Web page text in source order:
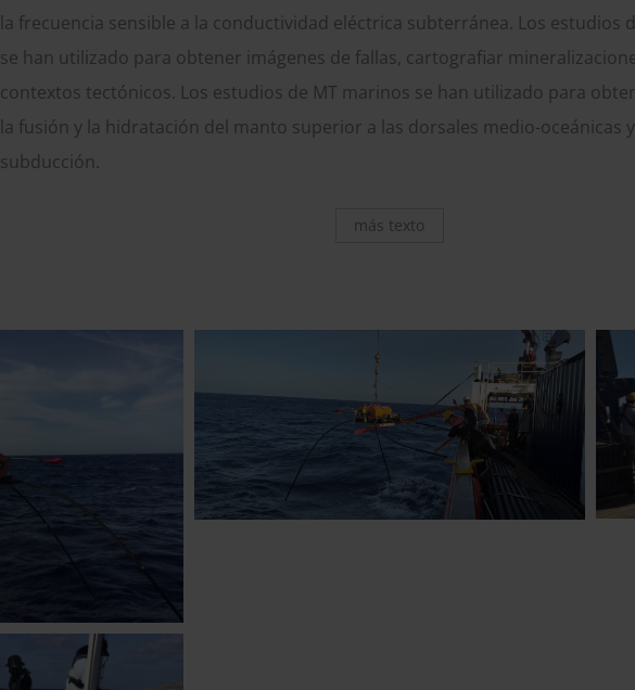
la frecuencia sensible a la conductividad eléctrica subterránea. Los estudios
se han utilizado para obtener imágenes de fallas, cartografiar
contextos tectónicos. Los estudios de MT marinos se han utilizado para
la fusión y la hidratación del manto superior a las dorsales medio-oceánicas
subducción.
más texto